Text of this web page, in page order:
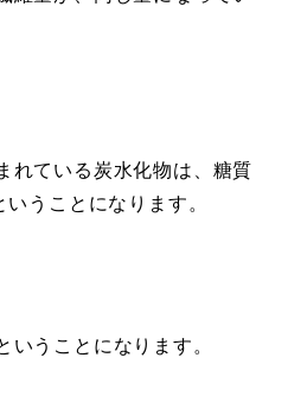
れている炭水化物は、糖質
うことになります。
いうことになります。